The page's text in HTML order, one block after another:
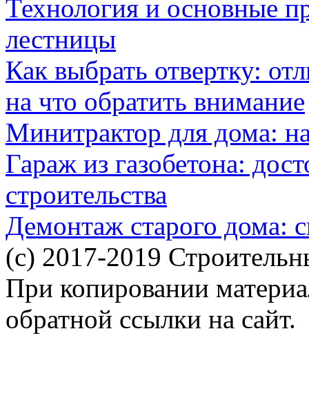
Технология и основные
лестницы
Как выбрать отвертку:
на что обратить внимание
Минитрактор для дома:
Гараж из газобетона:
строительства
Демонтаж старого дома:
(c) 2017-2019
При копировании
обратной ссылки на сайт.